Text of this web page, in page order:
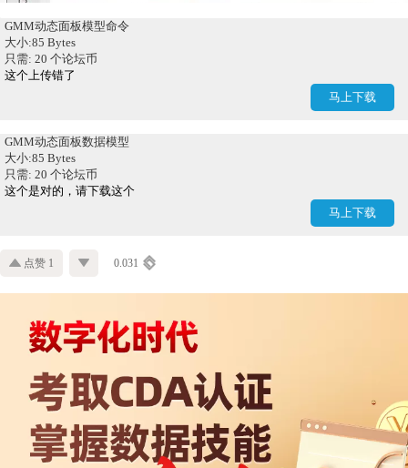
GMM动态面板模型命令
大小:85 Bytes
只需: 20 个论坛币
马上下载
这个上传错了
GMM动态面板数据模型
大小:85 Bytes
只需: 20 个论坛币
马上下载
这个是对的，请下载这个
点赞 1 0.031